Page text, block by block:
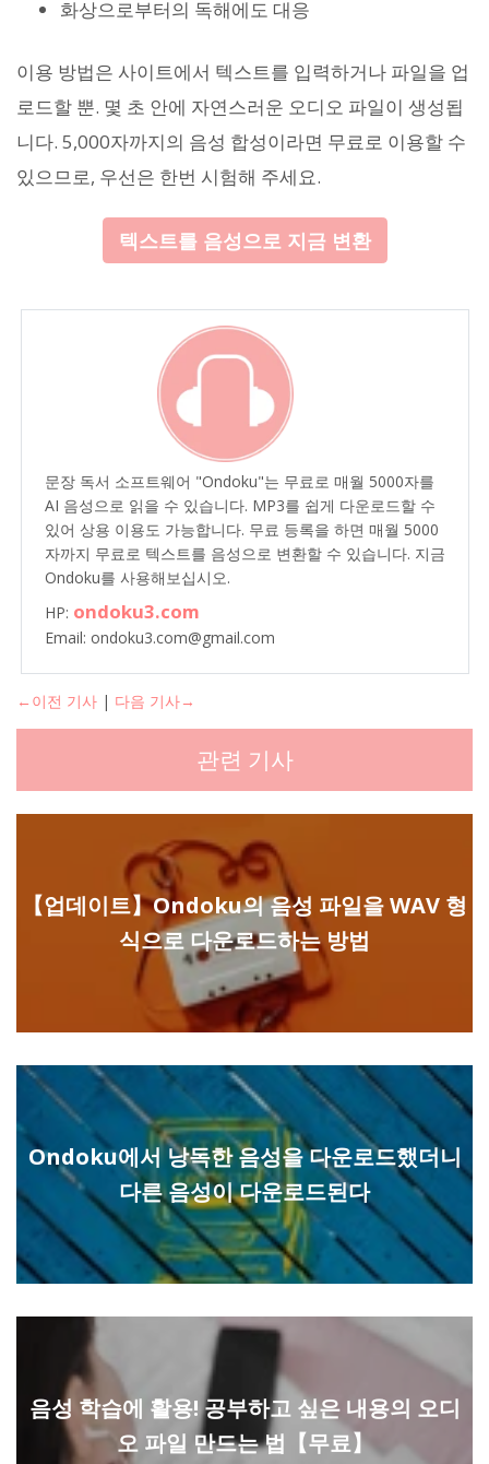
화상으로부터의 독해에도 대응
이용 방법은 사이트에서 텍스트를 입력하거나 파일을 업
로드할 뿐. 몇 초 안에 자연스러운 오디오 파일이 생성됩
니다. 5,000자까지의 음성 합성이라면 무료로 이용할 수
있으므로, 우선은 한번 시험해 주세요.
텍스트를 음성으로 지금 변환
문장 독서 소프트웨어 "Ondoku"는 무료로 매월 5000자를
AI 음성으로 읽을 수 있습니다. MP3를 쉽게 다운로드할 수
있어 상용 이용도 가능합니다. 무료 등록을 하면 매월 5000
자까지 무료로 텍스트를 음성으로 변환할 수 있습니다. 지금
Ondoku를 사용해보십시오.
HP: ondoku3.com
Email: ondoku3.com@gmail.com
←이전 기사 | 다음 기사→
관련 기사
【업데이트】Ondoku의 음성 파일을 WAV 형
식으로 다운로드하는 방법
Ondoku에서 낭독한 음성을 다운로드했더니
다른 음성이 다운로드된다
음성 학습에 활용! 공부하고 싶은 내용의 오디
오 파일 만드는 법【무료】